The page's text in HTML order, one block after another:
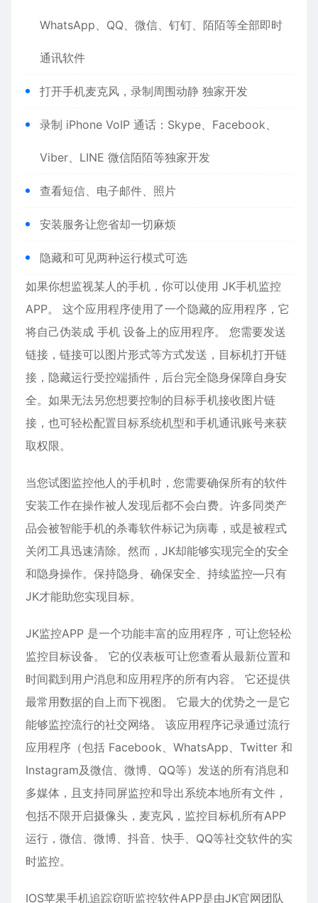
WhatsApp、QQ、微信、钉钉、陌陌等全部即时
通讯软件
打开手机麦克风，录制周围动静 独家开发
录制 iPhone VoIP 通话：Skype、Facebook、
Viber、LINE 微信陌陌等独家开发
查看短信、电子邮件、照片
安装服务让您省却一切麻烦
隐藏和可见两种运行模式可选
如果你想监视某人的手机，你可以使用 JK手机监控
APP。 这个应用程序使用了一个隐藏的应用程序，它
将自己伪装成 手机 设备上的应用程序。 您需要发送
链接，链接可以图片形式等方式发送，目标机打开链
接，隐藏运行受控端插件，后台完全隐身保障自身安
全。如果无法另您想要控制的目标手机接收图片链
接，也可轻松配置目标系统机型和手机通讯账号来获
取权限。
当您试图监控他人的手机时，您需要确保所有的软件
安装工作在操作被人发现后都不会白费。许多同类产
品会被智能手机的杀毒软件标记为病毒，或是被程式
关闭工具迅速清除。然而，JK却能够实现完全的安全
和隐身操作。保持隐身、确保安全、持续监控—只有
JK才能助您实现目标。
JK监控APP 是一个功能丰富的应用程序，可让您轻松
监控目标设备。 它的仪表板可让您查看从最新位置和
时间戳到用户消息和应用程序的所有内容。 它还提供
最常用数据的自上而下视图。 它最大的优势之一是它
能够监控流行的社交网络。 该应用程序记录通过流行
应用程序（包括 Facebook、WhatsApp、Twitter 和
Instagram及微信 、微博、QQ等）发送的所有消息和
多媒体，且支持同屏监控和导出系统本地所有文件，
包括不限开启摄像头，麦克风，监控目标机所有APP
运行，微信、微博、抖音、快手、QQ等社交软件的实
时监控。
IOS苹果手机追踪窃听监控软件APP是由JK官网团队